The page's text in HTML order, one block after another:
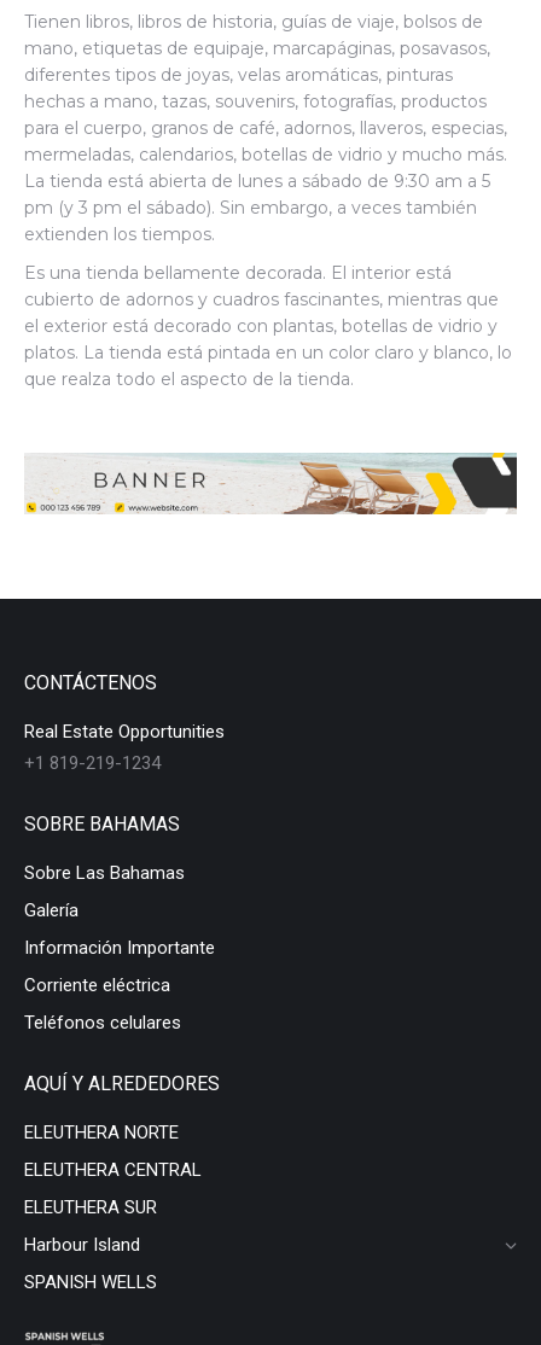
Tienen libros, libros de historia, guías de viaje, bolsos de
mano, etiquetas de equipaje, marcapáginas, posavasos,
diferentes tipos de joyas, velas aromáticas, pinturas
hechas a mano, tazas, souvenirs, fotografías, productos
para el cuerpo, granos de café, adornos, llaveros, especias,
mermeladas, calendarios, botellas de vidrio y mucho más.
La tienda está abierta de lunes a sábado de 9:30 am a 5
pm (y 3 pm el sábado). Sin embargo, a veces también
extienden los tiempos.
Es una tienda bellamente decorada. El interior está
cubierto de adornos y cuadros fascinantes, mientras que
el exterior está decorado con plantas, botellas de vidrio y
platos. La tienda está pintada en un color claro y blanco, lo
que realza todo el aspecto de la tienda.
CONTÁCTENOS
Real Estate Opportunities
+1 819-219-1234
SOBRE BAHAMAS
Sobre Las Bahamas
Galería
Información Importante
Corriente eléctrica
Teléfonos celulares
AQUÍ Y ALREDEDORES
ELEUTHERA NORTE
ELEUTHERA CENTRAL
ELEUTHERA SUR
Harbour Island
SPANISH WELLS